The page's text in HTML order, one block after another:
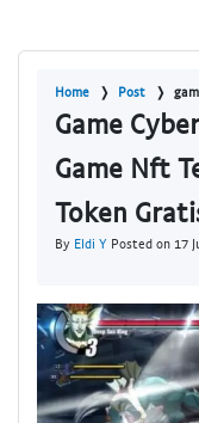
Home Post
Game
Game Nft
Token
By Eldi Y Posted on 17